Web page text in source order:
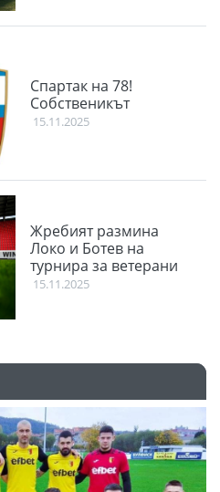
Спартак на 78!
Собственикът
15.11.2025
Жребият размина
Локо и Ботев на
турнира за ветерани
15.11.2025